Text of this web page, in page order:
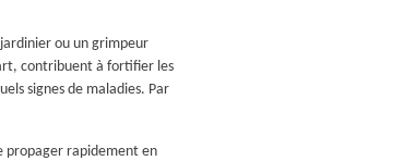
ou un grimpeur
contribuent à fortifier les
signes de maladies. Par
propager rapidement en